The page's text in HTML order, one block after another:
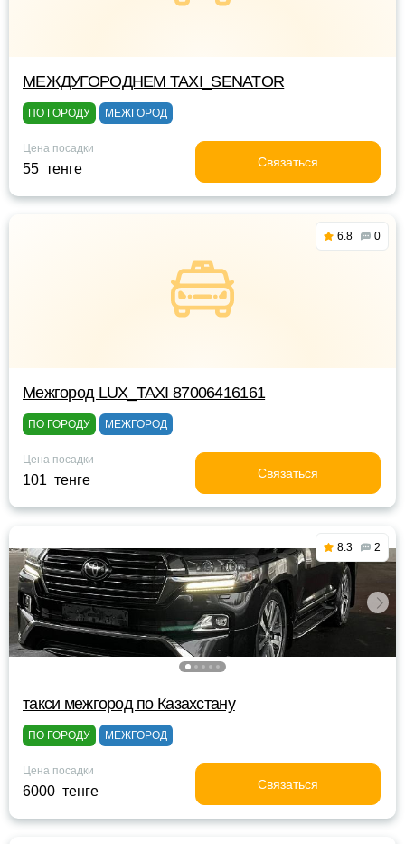
МЕЖДУГОРОДНЕМ TAXI_SENATOR
ПО ГОРОДУ МЕЖГОРОД
Цена посадки
55 тенге Связаться
6.8 0
Межгород LUX_TAXI 87006416161
ПО ГОРОДУ МЕЖГОРОД
Цена посадки
101 тенге Связаться
8.3 2
такси межгород по Казахстану
ПО ГОРОДУ МЕЖГОРОД
Цена посадки
6000 тенге Связаться